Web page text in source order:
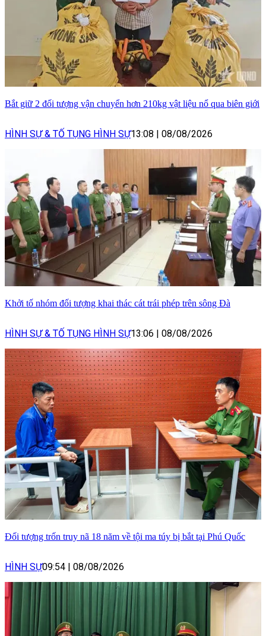
Bắt giữ 2 đối tượng vận chuyển hơn 210kg vật liệu nổ qua biên giới
HÌNH SỰ & TỐ TỤNG HÌNH SỰ13:08 08/08/2026
Khởi tố nhóm đối tượng khai thác cát trái phép trên sông Đà
HÌNH SỰ & TỐ TỤNG HÌNH SỰ13:06 | 08/08/2026
Đối tượng trốn truy nã 18 năm về tội ma túy bị bắt tại Phú Quốc
HÌNH SỰ09:54 | 08/08/2026